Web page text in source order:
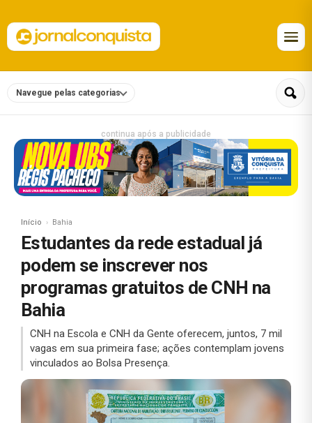
Navegue pelas categorias
continua após a publicidade
Início Bahia
Estudantes da rede estadual já
podem se inscrever nos
programas gratuitos de CNH na
Bahia
CNH na Escola e CNH da Gente oferecem, juntos, 7 mil
vagas em sua primeira fase; ações contemplam jovens
vinculados ao Bolsa Presença.